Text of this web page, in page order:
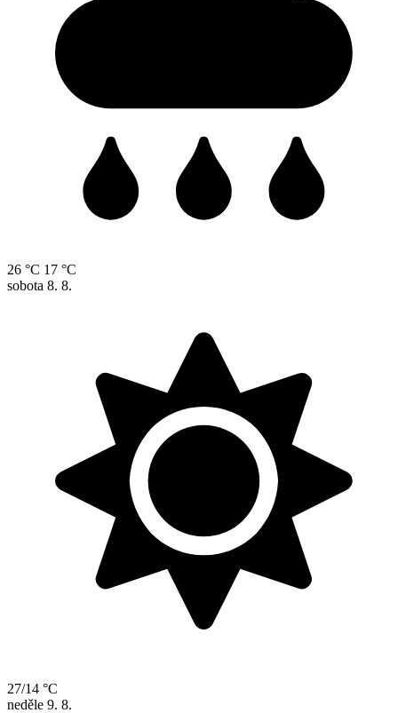
26 °C 17 °C
sobota 8. 8.
27/14 °C
neděle 9. 8.